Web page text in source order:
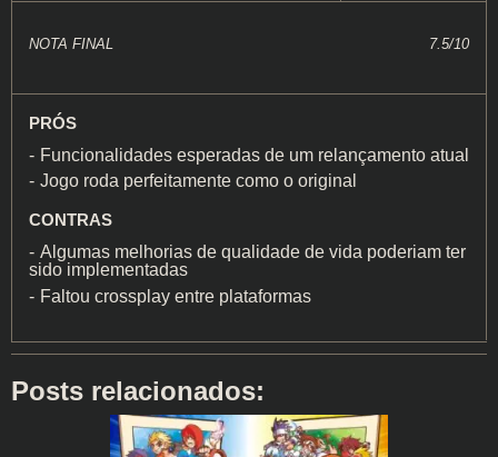
NOTA FINAL 7.5/10
PRÓS
Funcionalidades esperadas de um relançamento atual
Jogo roda perfeitamente como o original
CONTRAS
Algumas melhorias de qualidade de vida poderiam ter
sido implementadas
Faltou crossplay entre plataformas
Posts relacionados: